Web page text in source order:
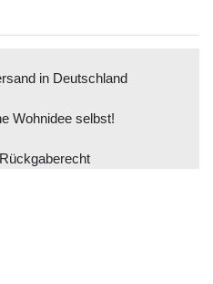
in Deutschland
Wohnidee selbst!